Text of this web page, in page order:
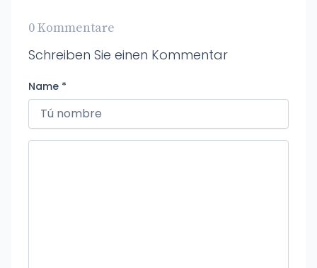
0 Kommentare
Schreiben Sie einen Kommentar
Name *